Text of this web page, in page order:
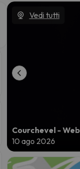
Vedi tutti
Courchevel -
10 ago 2026